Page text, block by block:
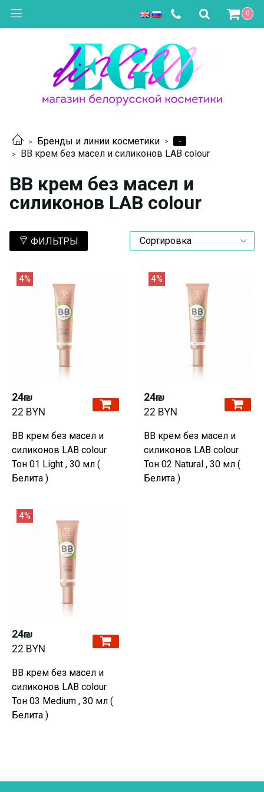
0
Бренды и линии косметики
-
BB крем без масел и силиконов LAB colour
BB крем без масел и
силиконов LAB colour
ФИЛЬТРЫ
4%
24₪
22 BYN
BB крем без масел и
силиконов LAB colour
Тон 01 Light , 30 мл (
Белита )
4%
24₪
22 BYN
BB крем без масел и
силиконов LAB colour
Тон 02 Natural , 30 мл (
Белита )
4%
24₪
22 BYN
BB крем без масел и
силиконов LAB colour
Тон 03 Medium , 30 мл (
Белита )